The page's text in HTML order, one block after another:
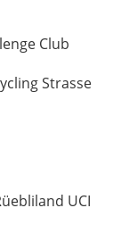
Club
Strasse
UCI